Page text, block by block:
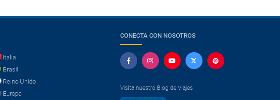
Italia
Brasil
Reino Unido
Europa
CONECTA CON NOSOTROS
Visita nuestro Blog de Viajes